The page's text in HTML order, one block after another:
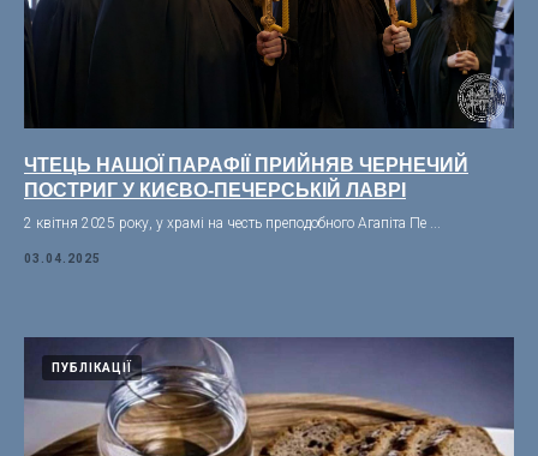
ЧТЕЦЬ НАШОЇ ПАРАФІЇ ПРИЙНЯВ ЧЕРНЕЧИЙ
ПОСТРИГ У КИЄВО-ПЕЧЕРСЬКІЙ ЛАВРІ
2 квітня 2025 року, у храмі на честь преподобного Агапіта Пе ...
03.04.2025
ПУБЛІКАЦІЇ